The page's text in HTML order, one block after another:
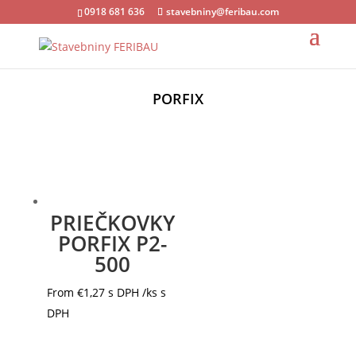
0918 681 636 stavebniny@feribau.com
PORFIX
PRIEČKOVKY
PORFIX P2-
500
From €1,27 s DPH /ks s
DPH